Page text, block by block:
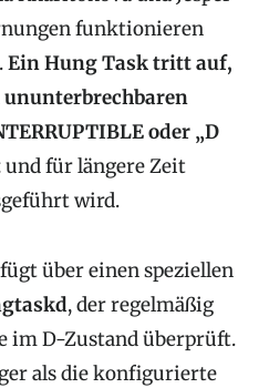
funktionieren
Ein Hung Task tritt auf,
ununterbrechbaren
oder „D
und für längere Zeit
wird.
über einen speziellen
, der regelmäßig
im D-Zustand überprüft.
als die konfigurierte